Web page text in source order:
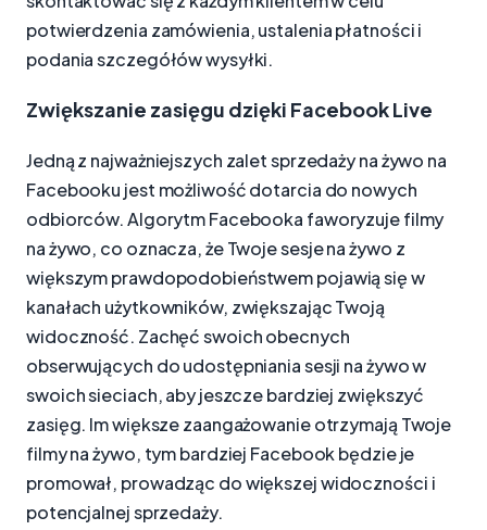
potwierdzenia zamówienia, ustalenia płatności i
podania szczegółów wysyłki.
Zwiększanie zasięgu dzięki Facebook Live
Jedną z najważniejszych zalet sprzedaży na żywo na
Facebooku jest możliwość dotarcia do nowych
odbiorców. Algorytm Facebooka faworyzuje filmy
na żywo, co oznacza, że Twoje sesje na żywo z
większym prawdopodobieństwem pojawią się w
kanałach użytkowników, zwiększając Twoją
widoczność. Zachęć swoich obecnych
obserwujących do udostępniania sesji na żywo w
swoich sieciach, aby jeszcze bardziej zwiększyć
zasięg. Im większe zaangażowanie otrzymają Twoje
filmy na żywo, tym bardziej Facebook będzie je
promował, prowadząc do większej widoczności i
potencjalnej sprzedaży.